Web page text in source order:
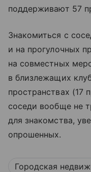
поддерживают 57
Знакомиться с
и на прогулочных
на совместных
в близлежащих
пространствах (17
соседи вообще не
для знакомства,
опрошенных.
Городская